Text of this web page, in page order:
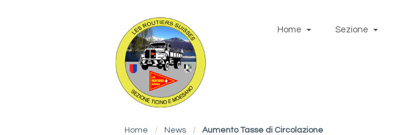
Home Sezione
Home News Aumento Tasse di Circolazione